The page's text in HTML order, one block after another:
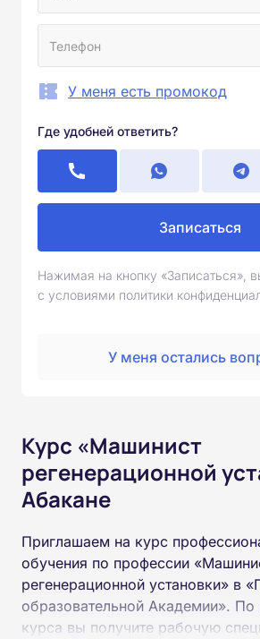
У меня есть промокод
Где удобней ответить?
Записаться
Нажимая на кнопку «Записаться»,
с условиями политики
У меня остались
Курс «Машинист
регенерационной
Абакане
Приглашаем на курс
обучения по профессии
регенерационной установки» в
образовательной Академии». По
курса вы получите рабочую